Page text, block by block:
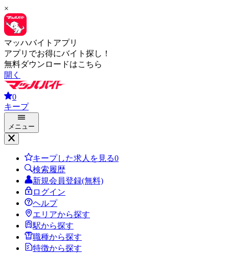
×
マッハバイトアプリ
アプリでお得にバイト探し！
無料ダウンロードはこちら
開く
0
キープ
メニュー
キープした求人を見る0
検索履歴
新規会員登録(無料)
ログイン
ヘルプ
エリアから探す
駅から探す
職種から探す
特徴から探す